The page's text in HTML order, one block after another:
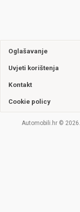
Oglašavanje
Uvjeti korištenja
Kontakt
Cookie policy
Automobili.hr © 2026.